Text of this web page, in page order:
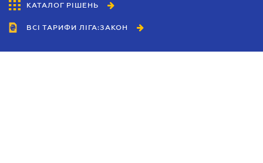
КАТАЛОГ РІШЕНЬ
ВСІ ТАРИФИ ЛІГА:ЗАКОН